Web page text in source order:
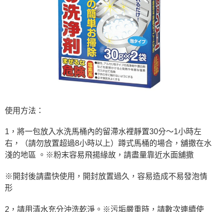
使用方法：
1，將一包放入水洗馬桶內的留滯水裡靜置30分～1小時左
右，（請勿放置超過8小時以上）蹲式馬桶的場合，舖撒在水
淺的地區 。※粉末容易飛揚緣故，請盡量靠近水面舖撒
※開封後請盡快使用，開封放置過久，容易造成不易發泡情
形
2，請用清水充分沖洗乾淨。※污垢嚴重時，請數次連續使